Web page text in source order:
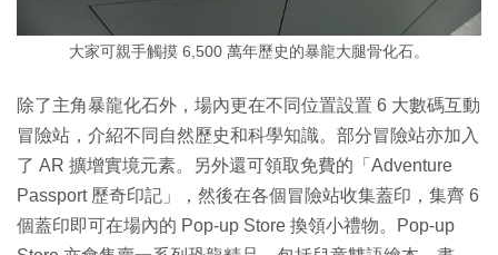
大家可親手觸摸 6,500 萬年歷史的暴龍大腿骨化石。
除了主角暴龍化石外，場內更在不同位置設置 6 大數碼互動
冒險站，介紹不同自然歷史和科學知識。部分冒險站亦加入
了 AR 擴增實境元素。另外還可領取免費的「Adventure
Passport 歷奇印記」，然後在各個冒險站收集蓋印，集齊 6
個蓋印即可在場內的 Pop-up Store 換領小禮物。Pop-up